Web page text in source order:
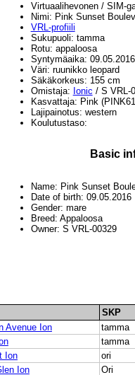
Virtuaalihevonen / SIM-
Nimi: Pink Sunset
VRL-profiili
Sukupuoli: tamma
Rotu: appaloosa
Syntymäaika: 09.05.2016
Väri: ruunikko leopard
Säkäkorkeus: 155 cm
Omistaja: Ionic / S VRL-
Kasvattaja: Pink
Lajipainotus: western
Koulutustaso:
Basic
Name: Pink Sunset
Date of birth: 09.05.2016
Gender: mare
Breed: Appaloosa
Owner: S VRL-00329
SKP
Avenue Ion
tamma
tamma
Ion
ori
Ion
Ori